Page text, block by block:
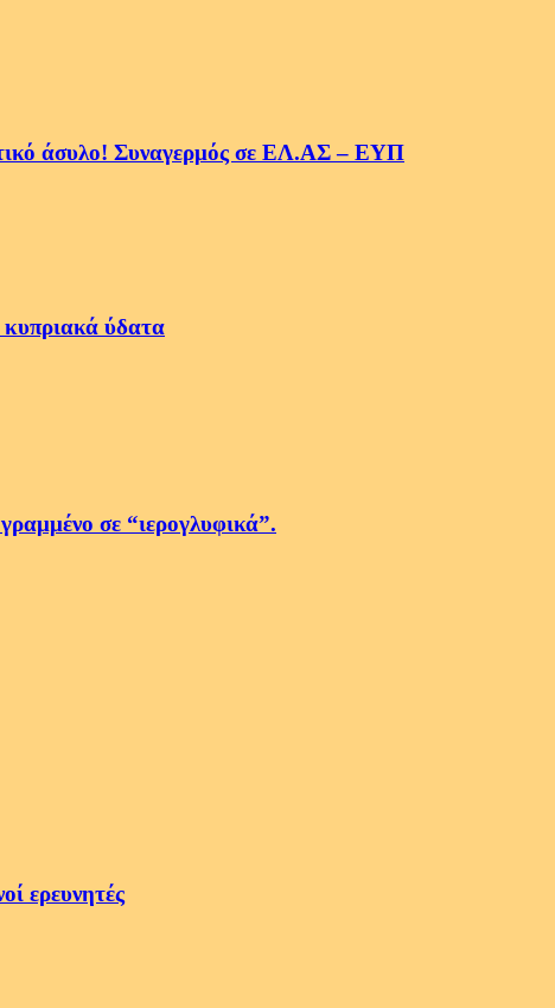
άσυλο! Συναγερμός σε ΕΛ.ΑΣ – ΕΥΠ
κυπριακά ύδατα
σε “ιερογλυφικά”.
ερευνητές